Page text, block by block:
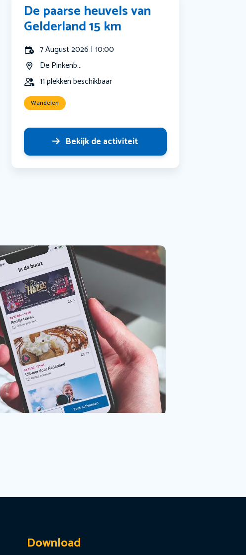
De paarse heuvels van
Gelderland 15 km
7 August 2026 | 10:00
De Pinkenb...
11 plekken beschikbaar
Wandelen
Bekijk de activiteit
Download